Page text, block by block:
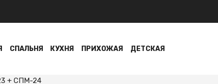
СПАЛЬНЯ КУХНЯ ПРИХОЖАЯ ДЕТСКАЯ
+ СПМ-24